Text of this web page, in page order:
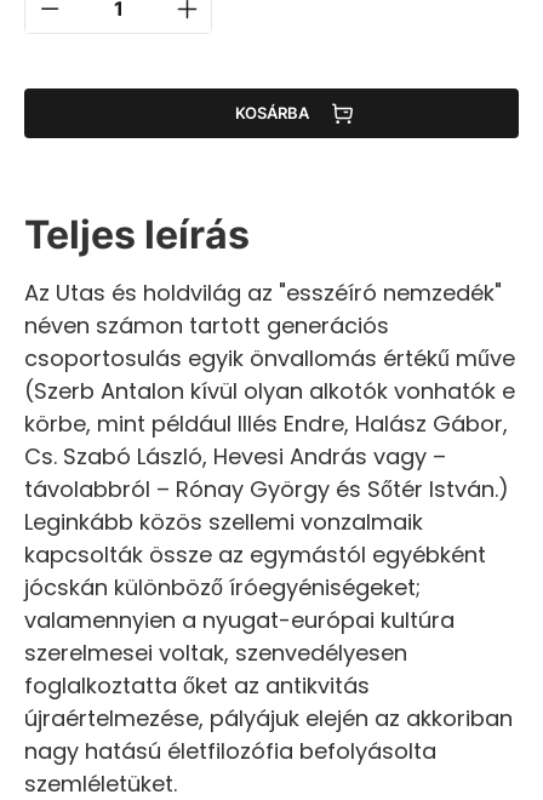
KOSÁRBA
Teljes leírás
Az Utas és holdvilág az "esszéíró nemzedék"
néven számon tartott generációs
csoportosulás egyik önvallomás értékű műve
(Szerb Antalon kívül olyan alkotók vonhatók e
körbe, mint például lllés Endre, Halász Gábor,
Cs. Szabó László, Hevesi András vagy –
távolabbról – Rónay György és Sőtér István.)
Leginkább közös szellemi vonzalmaik
kapcsolták össze az egymástól egyébként
jócskán különböző íróegyéniségeket;
valamennyien a nyugat-európai kultúra
szerelmesei voltak, szenvedélyesen
foglalkoztatta őket az antikvitás
újraértelmezése, pályájuk elején az akkoriban
nagy hatású életfilozófia befolyásolta
szemléletüket.